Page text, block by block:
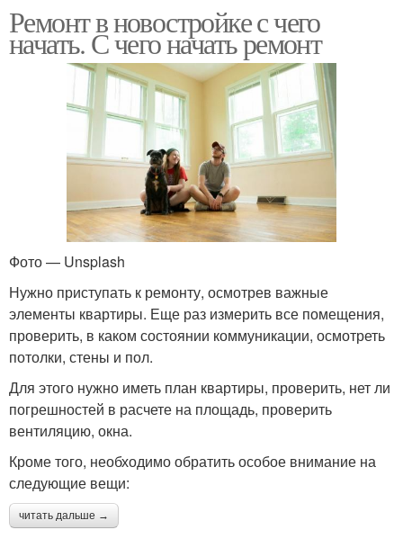
Ремонт в новостройке с чего
начать. С чего начать ремонт
Фото — Unsplash
Нужно приступать к ремонту, осмотрев важные
элементы квартиры. Еще раз измерить все помещения,
проверить, в каком состоянии коммуникации, осмотреть
потолки, стены и пол.
Для этого нужно иметь план квартиры, проверить, нет ли
погрешностей в расчете на площадь, проверить
вентиляцию, окна.
Кроме того, необходимо обратить особое внимание на
следующие вещи:
читать дальше →